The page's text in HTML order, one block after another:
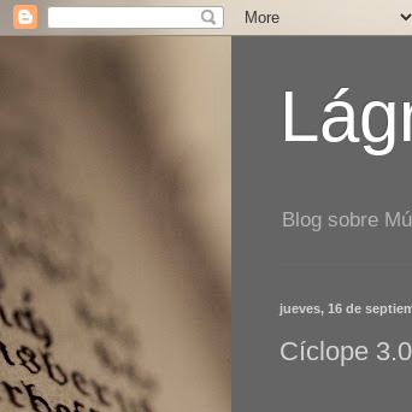
Blog sobre
jueves, 16 de
Cíclope